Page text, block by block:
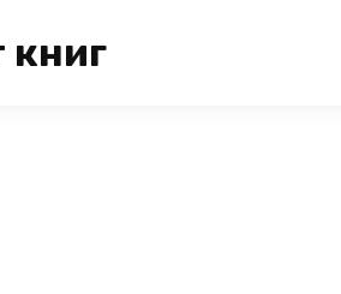
книг